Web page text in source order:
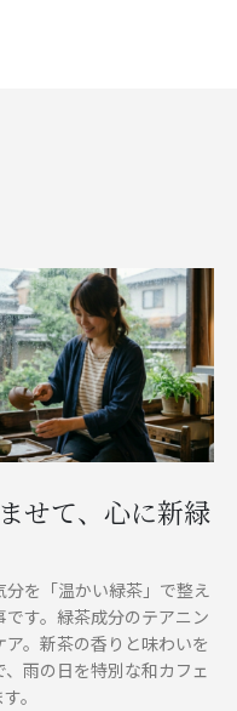
せて、心に新緑
を「温かい緑茶」で整え
す。緑茶成分のテアニン
。新茶の香りと味わいを
雨の日を特別な和カフェ
。